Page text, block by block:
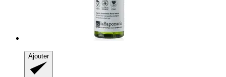
Ajouter